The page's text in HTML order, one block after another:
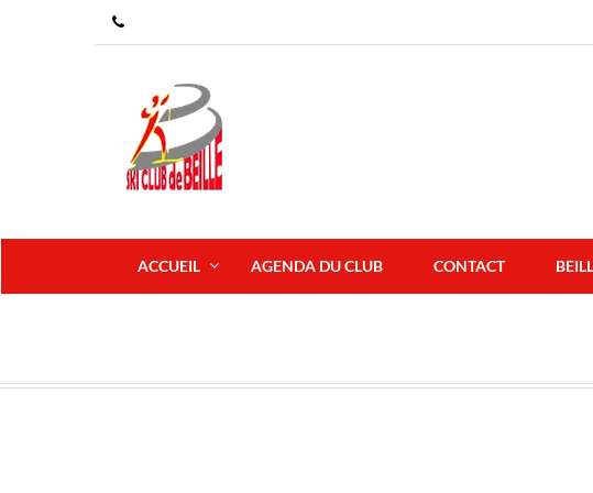
ACCUEIL AGENDA DU CLUB CONTACT